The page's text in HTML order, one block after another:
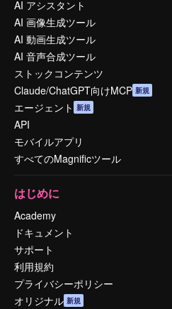
AI アシスタント
AI 画像生成ツール
AI 動画生成ツール
AI 音声合成ツール
ストックコンテンツ
Claude/ChatGPT向けMCP 新規
エージェント 新規
API
モバイルアプリ
すべてのMagnificツール
はじめに
Academy
ドキュメント
サポート
利用規約
プライバシーポリシー
オリジナル 新規